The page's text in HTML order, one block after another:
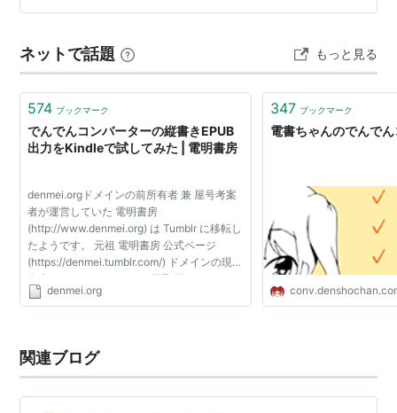
立てた一本を取り上げる。 既製品とは違う、“自分で組ん
とは パイロットが不定期…
ネットで話題 もっと見る
574 ブックマーク
でんでんコンバーターの縦書きEPUB
出力をKindleで試してみた | 電明書房
denmei.orgドメインの前所有者 兼 屋号考案
者が運営していた 電明書房
(http://www.denmei.org) は Tumblr に移転し
たようです。 元祖 電明書房 公式ページ
(https://denmei.tumblr.com/) ドメインの現所
有者による denmei.org の再取得につきまし
て、前所有者の関与は一切ありません。 電明
denmei.org
347 ブックマーク
電書ちゃんのでんで
関連ブログ